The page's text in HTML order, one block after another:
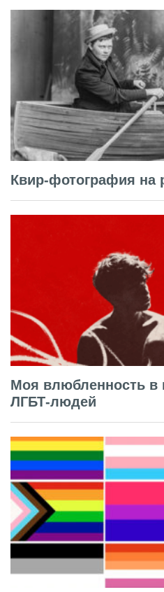
Квир-фотография на
Моя влюбленность в
ЛГБТ-людей